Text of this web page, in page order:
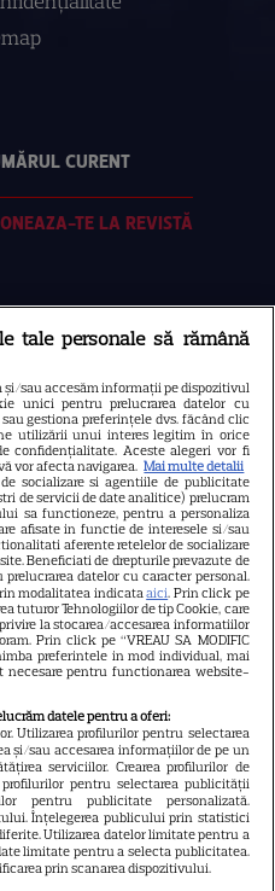
CURENT
TE LA REVISTĂ
femei
NE PE
– Toate Drepturile rezervate
tale personale să rămână
și/sau accesăm informații pe dispozitivul
unici pentru prelucrarea datelor cu
gestiona preferințele dvs. făcând clic
utilizării unui interes legitim în orice
confidențialitate. Aceste alegeri vor fi
vor afecta navigarea. Mai multe detalii
socializare si agentiile de publicitate
de servicii de date analitice) prelucram
sa functioneze, pentru a personaliza
afisate in functie de interesele si/sau
aferente retelelor de socializare
Beneficiati de drepturile prevazute de
prelucrarea datelor cu caracter personal.
modalitatea indicataaici. Prin click pe
tuturor Tehnologiilor de tip Cookie, care
la stocarea/accesarea informatiilor
Prin click pe “VREAU SA MODIFIC
preferintele in mod individual, mai
pentru functionarea website-
datele pentru a oferi:
Utilizarea profilurilor pentru selectarea
și/sau accesarea informațiilor de pe un
serviciilor. Crearea profilurilor de
pentru selectarea publicității
pentru publicitate personalizată.
Înțelegerea publicului prin statistici
Utilizarea datelor limitate pentru a
limitate pentru a selecta publicitatea.
prin scanarea dispozitivului.